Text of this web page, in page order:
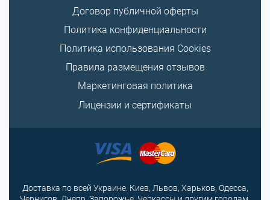
Договор публичной оферты
Политика конфиденциальности
Политика использования Cookies
Правила размещения отзывов
Маркетинговая политика
Лицензии и сертификаты
Доставка по всей Украине. Киев, Львов, Харьков, Одесса,